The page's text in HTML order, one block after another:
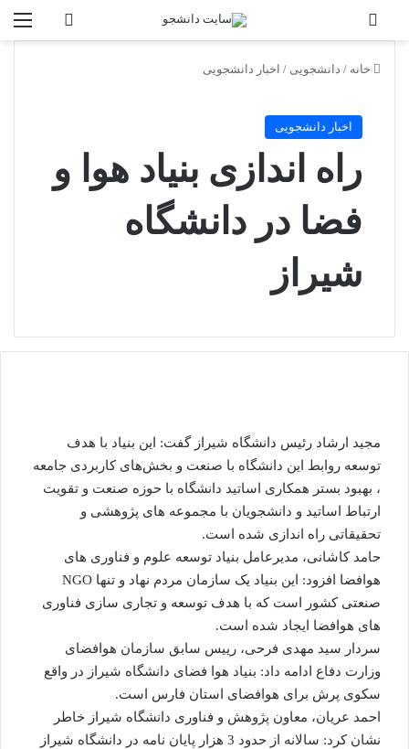
جستجو
خانه / دانشجویی / اخبار دانشجویی
اخبار دانشجویی
راه اندازی بنیاد هوا و
فضا در دانشگاه
شیراز
مجید ارشاد رئیس دانشگاه شیراز گفت: این بنیاد با هدف
توسعه روابط این دانشگاه با صنعت و بخش‌های کاربردی جامعه
، بهبود بستر همکاری اساتید دانشگاه با حوزه صنعت و تقویت
ارتباط اساتید و دانشجویان با مجموعه های پژوهشی و
تحقیقاتی راه اندازی شده است.
حامد کاشانی، مدیرعامل بنیاد توسعه علوم و فناوری های
هوافضا افزود: این بنیاد یک سازمان مردم نهاد و تنها NGO
صنعتی کشور است که با هدف توسعه و تجاری سازی فناوری
های هوافضا ایجاد شده است.
سردار سید مهدی فرحی، رییس سابق سازمان هوافضای
وزارت دفاع ادامه داد: بنیاد هوا فضای دانشگاه شیراز در واقع
سکوی پرش برای هوافضای استان فارس است.
احمد عریان، معاون پژوهش و فناوری دانشگاه شیراز خاطر
نشان کرد: سالانه از حدود 3 هزار پایان نامه در دانشگاه شیراز